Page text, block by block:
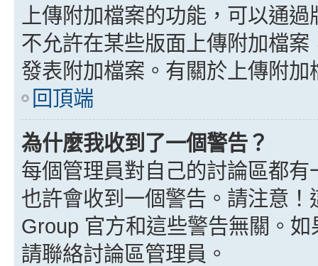
上傳附加檔案的功能，可以通
不允許在某些版面上傳附加檔
發表附加檔案。有關於上傳附
回頂端
為什麼我收到了一個警告？
每個管理員對自己的討論區都
也許會收到一個警告。請注意
Group 官方和這些警告無關。
請聯絡討論區管理員。